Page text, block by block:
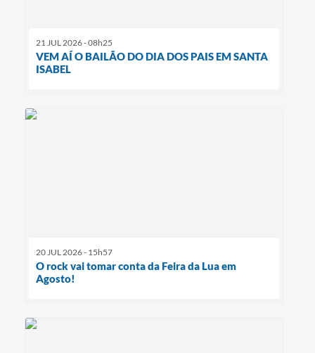
21 JUL 2026 - 08h25
VEM AÍ O BAILÃO DO DIA DOS PAIS EM SANTA
ISABEL
20 JUL 2026 - 15h57
O rock vai tomar conta da Feira da Lua em
Agosto!